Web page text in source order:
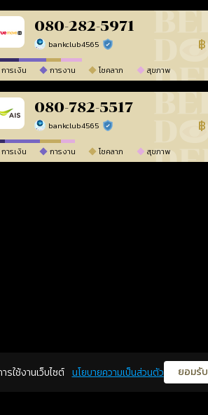
080-282-5971
bankclub4565 ร้านยืนยันแล้ว ฿
การเงิน การงาน โชคลาภ สุขภาพ
080-782-5517
bankclub4565 ร้านยืนยันแล้ว ฿
การเงิน การงาน โชคลาภ สุขภาพ
ใช้งานเว็บไซต์ นโยบายความเป็นส่วนตัว ยอมรับ